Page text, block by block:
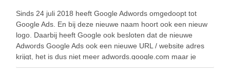
Sinds 24 juli 2018 heeft Google Adwords omgedoopt tot
Google Ads. En bij deze nieuwe naam hoort ook een nieuw
logo. Daarbij heeft Google ook besloten dat de nieuwe
Adwords Google Ads ook een nieuwe URL / website adres
krijgt, het is dus niet meer adwords.google.com maar je
moet nu …